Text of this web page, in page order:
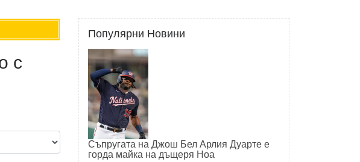
с
Популярни Новини
Съпругата на Джош Бел Арлия Дуарте е
горда майка на дъщеря Ноа